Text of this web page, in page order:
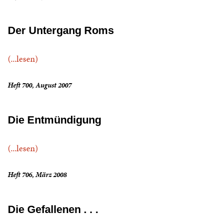
Der Untergang Roms
(...lesen)
Heft 700, August 2007
Die Entmündigung
(...lesen)
Heft 706, März 2008
Die Gefallenen . . .